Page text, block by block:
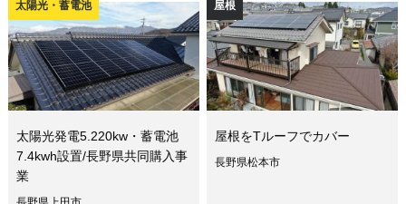
太陽光・蓄電池
太陽光発電5.220kw・蓄電池
7.4kwh設置/長野県共同購入事
業
屋根
屋根をTルーフでカバー
長野県松本市